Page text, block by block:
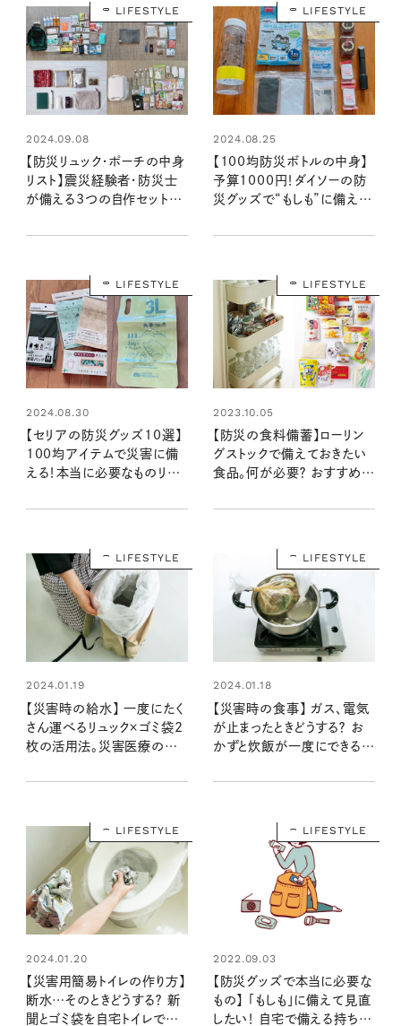
LIFESTYLE
2024.09.08
【防災リュック・ポーチの中身
リスト】震災経験者・防災士
が備える3つの自作セット。
いざというときの味方に
LIFESTYLE
2024.08.25
【100均防災ボトルの中身】
予算1000円！ダイソーの防
災グッズで“もしも”に備える
100均クイーン渋谷飛鳥の
LIFESTYLE
2024.08.30
【セリアの防災グッズ10選】
100均アイテムで災害に備
える！本当に必要なものリス
の『本当にいいもの』第11回
LIFESTYLE
2023.10.05
【防災の食料備蓄】ローリン
グストックで備えておきたい
食品。何が必要？ おすすめの
LIFESTYLE
2024.01.19
【災害時の給水】 一度にたく
さん運べるリュック×ゴミ袋2
枚の活用法。災害医療のプ
水くみ
LIFESTYLE
2024.01.18
【災害時の食事】 ガス、電気
が止まったときどうする？ お
かずと炊飯が一度にできるポ
LIFESTYLE
2024.01.20
【災害用簡易トイレの作り方】
断水…そのときどうする？ 新
聞とゴミ袋を自宅トイレでこう
LIFESTYLE
2022.09.03
【防災グッズで本当に必要な
もの】 「もしも」に備えて見直
したい！ 自宅で備える持ち物